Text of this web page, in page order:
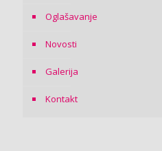
Oglašavanje
Novosti
Galerija
Kontakt